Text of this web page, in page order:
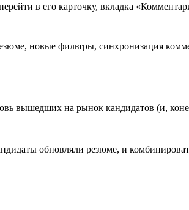
в его карточку, вкладка
вышедших на рынок кандидатов (и,
обновляли резюме, и